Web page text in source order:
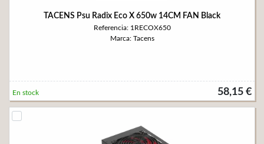
TACENS Psu Radix Eco X 650w 14CM FAN Black
Referencia: 1RECOX650
Marca: Tacens
58,15 €
En stock